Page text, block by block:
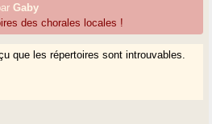
Gaby
des chorales locales !
que les répertoires sont introuvables.